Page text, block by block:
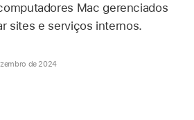
Mac gerenciados
sites e serviços internos.
de 2024